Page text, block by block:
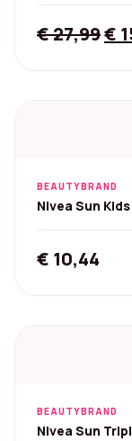
€27,99€
BEAUTYBRAND
Nivea Sun
€ 10,44
BEAUTYBRAND
Nivea Sun